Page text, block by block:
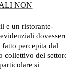
NON
e un ristorante-
percepita dal
collettivo del
si